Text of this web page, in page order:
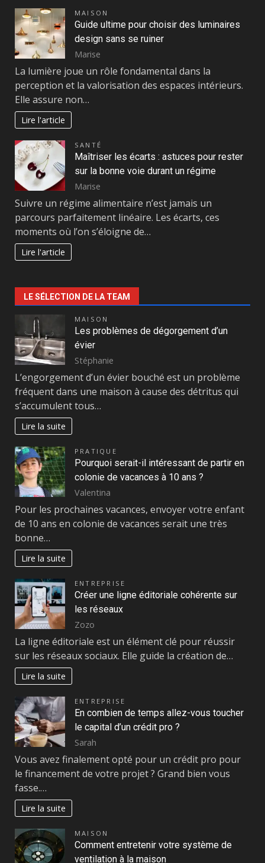
MAISON
Guide ultime pour choisir des luminaires
design sans se ruiner
Marise
La lumière joue un rôle fondamental dans la
perception et la valorisation des espaces intérieurs.
Elle assure non…
Lire l'article
SANTÉ
Maîtriser les écarts : astuces pour rester
sur la bonne voie durant un régime
Marise
Suivre un régime alimentaire n’est jamais un
parcours parfaitement linéaire. Les écarts, ces
moments où l’on s’éloigne de…
Lire l'article
LE SÉLECTION DE LA TEAM
MAISON
Les problèmes de dégorgement d’un
évier
Stéphanie
L’engorgement d’un évier bouché est un problème
fréquent dans une maison à cause des détritus qui
s’accumulent tous…
Lire la suite
PRATIQUE
Pourquoi serait-il intéressant de partir en
colonie de vacances à 10 ans ?
Valentina
Pour les prochaines vacances, envoyer votre enfant
de 10 ans en colonie de vacances serait une très
bonne…
Lire la suite
ENTREPRISE
Créer une ligne éditoriale cohérente sur
les réseaux
Zozo
La ligne éditoriale est un élément clé pour réussir
sur les réseaux sociaux. Elle guide la création de…
Lire la suite
ENTREPRISE
En combien de temps allez-vous toucher
le capital d’un crédit pro ?
Sarah
Vous avez finalement opté pour un crédit pro pour
le financement de votre projet ? Grand bien vous
fasse.…
Lire la suite
MAISON
Comment entretenir votre système de
ventilation à la maison